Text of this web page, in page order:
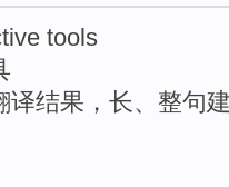
tools
译结果，长、整句